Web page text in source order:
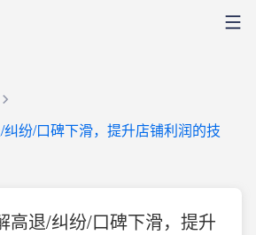
纷/口碑下滑，提升店铺利润的技
高退/纠纷/口碑下滑，提升